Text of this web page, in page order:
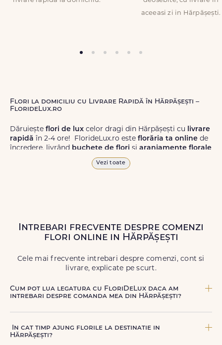
aceeasi zi in Hărpășești.
Flori la domiciliu cu Livrare Rapidă în Hărpășești –
FlorideLux.ro
Dăruiește flori de lux celor dragi din Hărpășești cu livrare
rapidă în 2-4 ore! FlorideLux.ro este florăria ta online de
încredere, livrând buchete de flori și aranjamente florale
de calitate superioară în Hărpășești și în toată România.
Livrăm buchete de florichiar și în weekend, pentru ca tu
să poți adresa un gest frumos atunci când ai nevoie.
Vezi toate
Intrebari frecvente despre comenzi
flori online in Hărpășești
Cele mai frecvente intrebari despre comenzi, cont si
livrare, explicate pe scurt.
Cum pot lua legatura cu FloriDeLux daca am
intrebari despre comanda mea din Hărpășești?
pentru comenzile cu livrare in Hărpășești. Ne poti
contacta oricand pentru informatii despre comanda,
In cat timp ajung florile la destinatie in
Hărpășești?